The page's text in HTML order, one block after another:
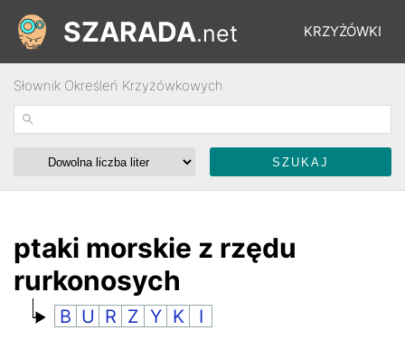
KRZYŻÓWKI
ŁAMIGŁÓWKI
SZARADA.net
Słownik Określeń Krzyżówkowych
ptaki morskie z rzędu
rurkonosych
B U R Z Y K I